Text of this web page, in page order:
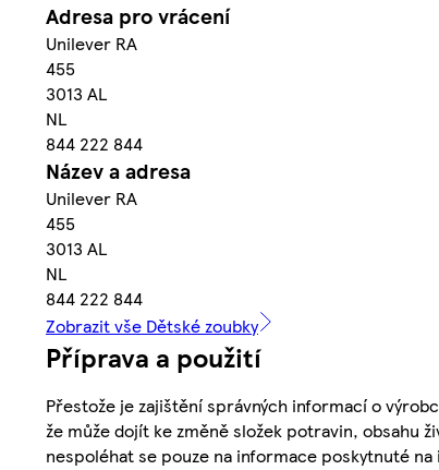
Adresa pro vrácení
Unilever RA
455
3013 AL
NL
844 222 844
Název a adresa
Unilever RA
455
3013 AL
NL
844 222 844
Zobrazit vše Dětské zoubky
Příprava a použití
Přestože je zajištění správných informací o
že může dojít ke změně složek potravin, obsahu
nespoléhat se pouze na informace poskytnuté